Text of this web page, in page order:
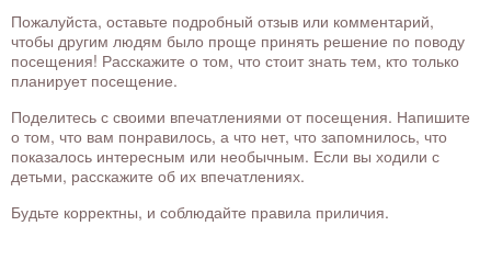
Пожалуйста, оставьте подробный отзыв или комментарий,
чтобы другим людям было проще принять решение по поводу
посещения! Расскажите о том, что стоит знать тем, кто только
планирует посещение.
Поделитесь с своими впечатлениями от посещения. Напишите
о том, что вам понравилось, а что нет, что запомнилось, что
показалось интересным или необычным. Если вы ходили с
детьми, расскажите об их впечатлениях.
Будьте корректны, и соблюдайте правила приличия.